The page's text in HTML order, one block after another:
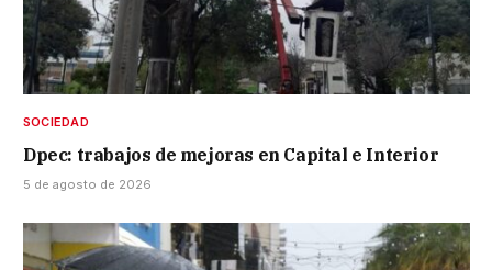
SOCIEDAD
Dpec: trabajos de mejoras en Capital e Interior
5 de agosto de 2026